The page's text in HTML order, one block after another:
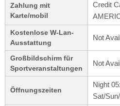
Zahlung mit
Karte/mobil
Credit
Kostenlose W-Lan-
Ausstattung
Not
Großbildschirm für
Sportveranstaltungen
Not
Öffnungszeiten
Night
Sat/